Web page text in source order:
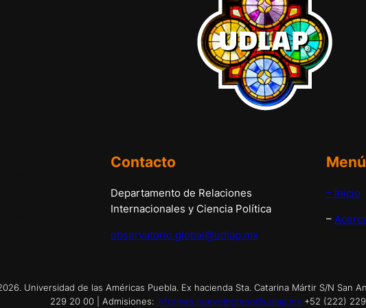
Contacto
Departamento de Relaciones
Internacionales y Ciencia Política
observatorio.global@udlap.mx
Menú
– Inicio
–
Universidad de las Américas Puebla. Ex hacienda Sta. Catarina Mártir S/N San
229 20 00 | Admisiones: informes.nuevoingreso@udlap.mx +52 (222) 229